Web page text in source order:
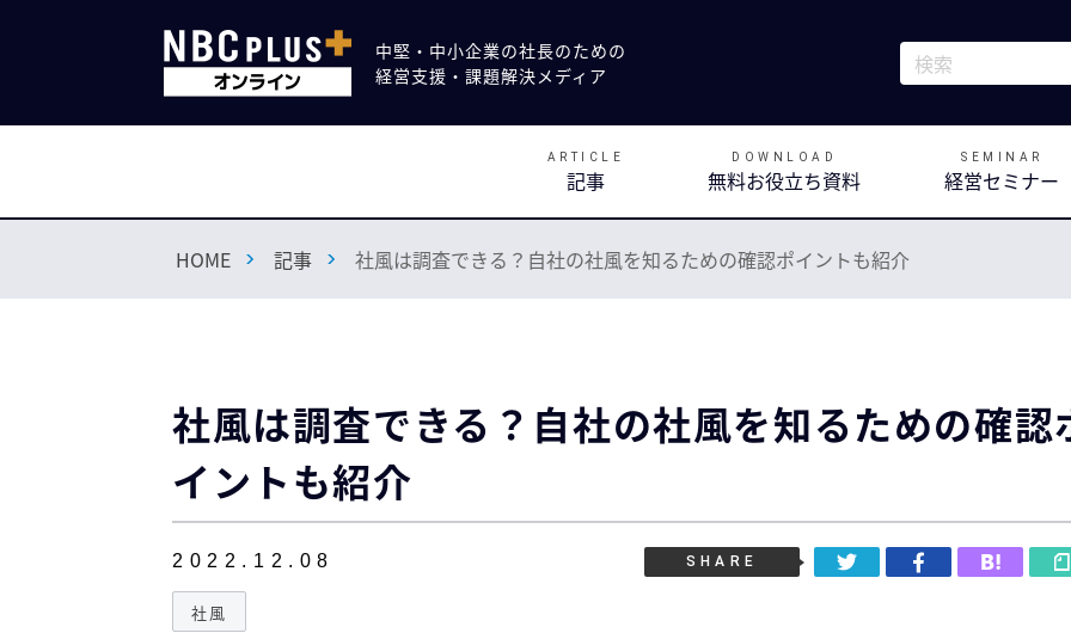
中堅・中小企業の社長のための
経営支援・課題解決メディア
これは、自動候
検索フィールドが
ARTICLE
記事
DOWNLOAD
無料お役立ち資料
SEMINAR
経営セミナー
HOME 記事 社風は調査できる？自社の社風を知るための確認ポイントも紹介
社風は調査できる？自社の社風を知るための確認
イントも紹介
2022.12.08
社風
SHARE